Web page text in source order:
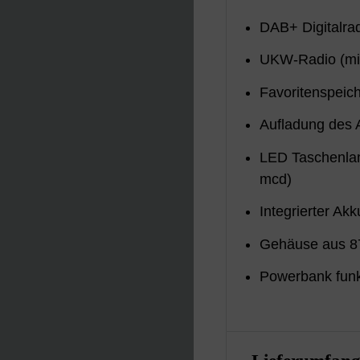
DAB+
UKW-Radio
Aufladung des
LED
mcd)
Integrierter
Gehäuse aus
Powerbank